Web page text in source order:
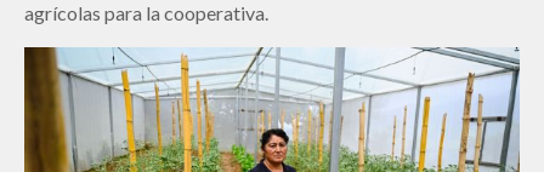
agrícolas para la cooperativa.